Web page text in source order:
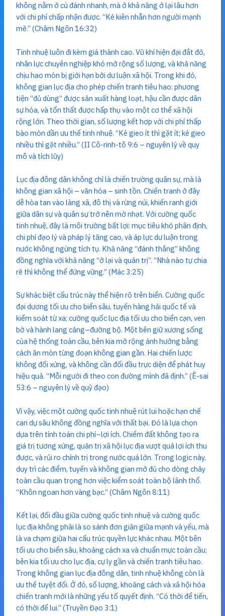
không nằm ở cú đánh nhanh, mà ở khả năng ở lại lâu hơn
với chi phí chấp nhận được. “Kẻ kiên nhẫn hơn người mạnh
mẽ.” (Châm Ngôn 16:32)
Tinh nhuệ luôn đi kèm giá thành cao. Vũ khí hiện đại đắt đỏ,
nhân lực chuyên nghiệp khó mở rộng số lượng, và khả năng
chịu hao mòn bị giới hạn bởi dư luận xã hội. Trong khi đó,
không gian lục địa cho phép chiến tranh tiêu hao: phương
tiện “đủ dùng” được sản xuất hàng loạt, hậu cần được dân
sự hóa, và tổn thất được hấp thụ vào một cơ thể xã hội
rộng lớn. Theo thời gian, số lượng kết hợp với chi phí thấp
bào mòn dần ưu thế tinh nhuệ. “Kẻ gieo ít thì gặt ít; kẻ gieo
nhiều thì gặt nhiều.” (II Cô-rinh-tô 9:6 – nguyên lý về quy
mô và tích lũy)
Lục địa đông dân không chỉ là chiến trường quân sự, mà là
không gian xã hội – văn hóa – sinh tồn. Chiến tranh ở đây
dễ hòa tan vào làng xã, đô thị và rừng núi, khiến ranh giới
giữa dân sự và quân sự trở nên mờ nhạt. Với cường quốc
tinh nhuệ, đây là môi trường bất lợi: mục tiêu khó phân định,
chi phí đạo lý và pháp lý tăng cao, và áp lực dư luận trong
nước không ngừng tích tụ. Khả năng “đánh thắng” không
đồng nghĩa với khả năng “ở lại và quản trị”. “Nhà nào tự chia
rẽ thì không thể đứng vững.” (Mác 3:25)
Sự khác biệt cấu trúc này thể hiện rõ trên biển. Cường quốc
đại dương tối ưu cho biển sâu, tuyến hàng hải quốc tế và
kiểm soát từ xa; cường quốc lục địa tối ưu cho biển cạn, ven
bờ và hành lang cảng–đường bộ. Một bên giữ xương sống
của hệ thống toàn cầu, bên kia mở rộng ảnh hưởng bằng
cách ăn mòn từng đoạn không gian gần. Hai chiến lược
không đối xứng, và không cần đối đầu trực diện để phát huy
hiệu quả. “Mỗi người đi theo con đường mình đã định.” (Ê-sai
53:6 – nguyên lý về quỹ đạo)
Vì vậy, việc một cường quốc tinh nhuệ rút lui hoặc hạn chế
can dự sâu không đồng nghĩa với thất bại. Đó là lựa chọn
dựa trên tính toán chi phí–lợi ích. Chiếm đất không tạo ra
giá trị tương xứng, quản trị xã hội lục địa vượt quá lợi ích thu
được, và rủi ro chính trị trong nước quá lớn. Trong logic này,
duy trì các điểm, tuyến và không gian mở đủ cho dòng chảy
toàn cầu quan trọng hơn việc kiểm soát toàn bộ lãnh thổ.
“Khôn ngoan hơn vàng bạc.” (Châm Ngôn 8:11)
Kết lại, đối đầu giữa cường quốc tinh nhuệ và cường quốc
lục địa không phải là so sánh đơn giản giữa mạnh và yếu, mà
là va chạm giữa hai cấu trúc quyền lực khác nhau. Một bên
tối ưu cho biển sâu, khoảng cách xa và chuẩn mực toàn cầu;
bên kia tối ưu cho lục địa, cự ly gần và chiến tranh tiêu hao.
Trong không gian lục địa đông dân, tinh nhuệ không còn là
ưu thế tuyệt đối. Ở đó, số lượng, khoảng cách và xã hội hóa
chiến tranh mới là những yếu tố quyết định. “Có thời để tiến,
có thời để lui.” (Truyền Đạo 3:1)